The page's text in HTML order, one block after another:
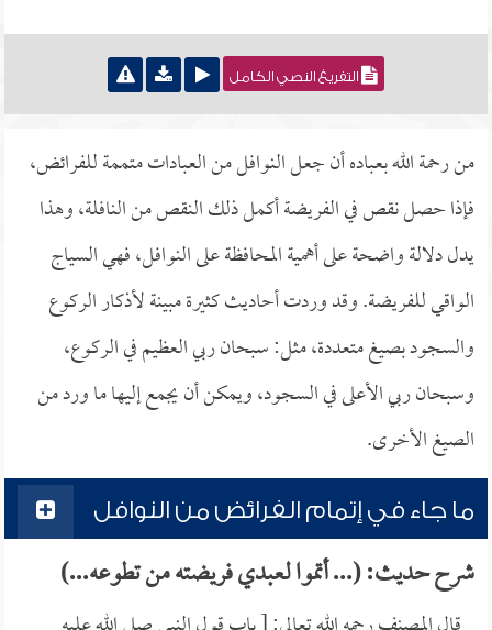
التفريغ النصي الكامل
من رحمة الله بعباده أن جعل النوافل من العبادات متممة للفرائض،
فإذا حصل نقص في الفريضة أكمل ذلك النقص من النافلة، وهذا
يدل دلالة واضحة على أهمية المحافظة على النوافل، فهي السياج
الواقي للفريضة. وقد وردت أحاديث كثيرة مبينة لأذكار الركوع
والسجود بصيغ متعددة، مثل: سبحان ربي العظيم في الركوع،
وسبحان ربي الأعلى في السجود، ويمكن أن يجمع إليها ما ورد من
الصيغ الأخرى.
ما جاء في إتمام الفرائض من النوافل
شرح حديث: (... أتموا لعبدي فريضته من تطوعه...)